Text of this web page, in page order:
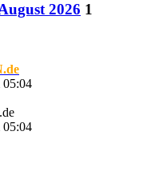
2026 1
05:04
05:04